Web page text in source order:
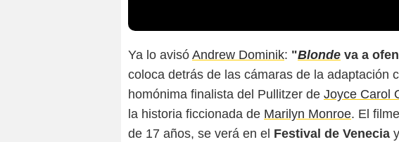
Ya lo avisó Andrew Dominik: "Blonde va a
coloca detrás de las cámaras de la adaptación
homónima finalista del Pullitzer de Joyce Carol
la historia ficcionada de Marilyn Monroe. El
de 17 años, se verá en el Festival de Venecia